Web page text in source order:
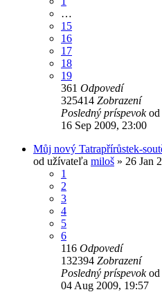
…
15
16
17
18
19
361 Odpovedí
325414 Zobrazení
Posledný príspevok
16 Sep 2009, 23:00
Můj nový Tatrapřírůstek-
od užívateľa miloš » 26 Jan
1
2
3
4
5
6
116 Odpovedí
132394 Zobrazení
Posledný príspevok
04 Aug 2009, 19:57